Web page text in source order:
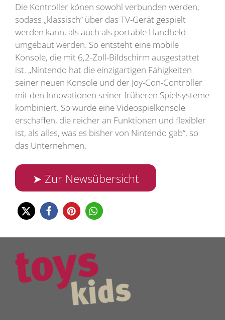
Die Kontroller könen sowohl verbunden werden,
sodass „klassisch“ über das TV-Gerät gespielt
werden kann, als auch als portable Handheld
umgebaut werden. So entsteht eine mobile
Konsole, die mit 6,2-Zoll-Bildschirm ausgestattet
ist. „Nintendo hat die einzigartigen Fähigkeiten
seiner neuen Konsole und der Joy-Con-Controller
mit den Innovationen seiner früheren Spielsysteme
kombiniert. So wurde eine Videospielkonsole
erschaffen, die reicher an Funktionen und flexibler
ist, als alles, was es bisher von Nintendo gab“, so
das Unternehmen.
➤ Zur Newsübersicht